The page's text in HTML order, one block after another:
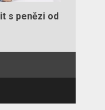
s penězi od